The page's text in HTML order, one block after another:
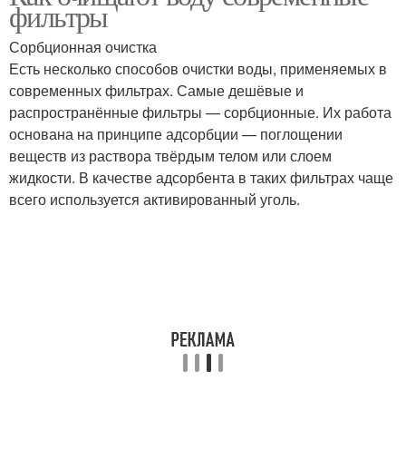
Очистки в фильтрах Фильтры для воды
фильтры
Сорбционная очистка
Есть несколько способов очистки воды, применяемых в
современных фильтрах. Самые дешёвые и
распространённые фильтры — сорбционные. Их работа
основана на принципе адсорбции — поглощении
веществ из раствора твёрдым телом или слоем
жидкости. В качестве адсорбента в таких фильтрах чаще
всего используется активированный уголь.